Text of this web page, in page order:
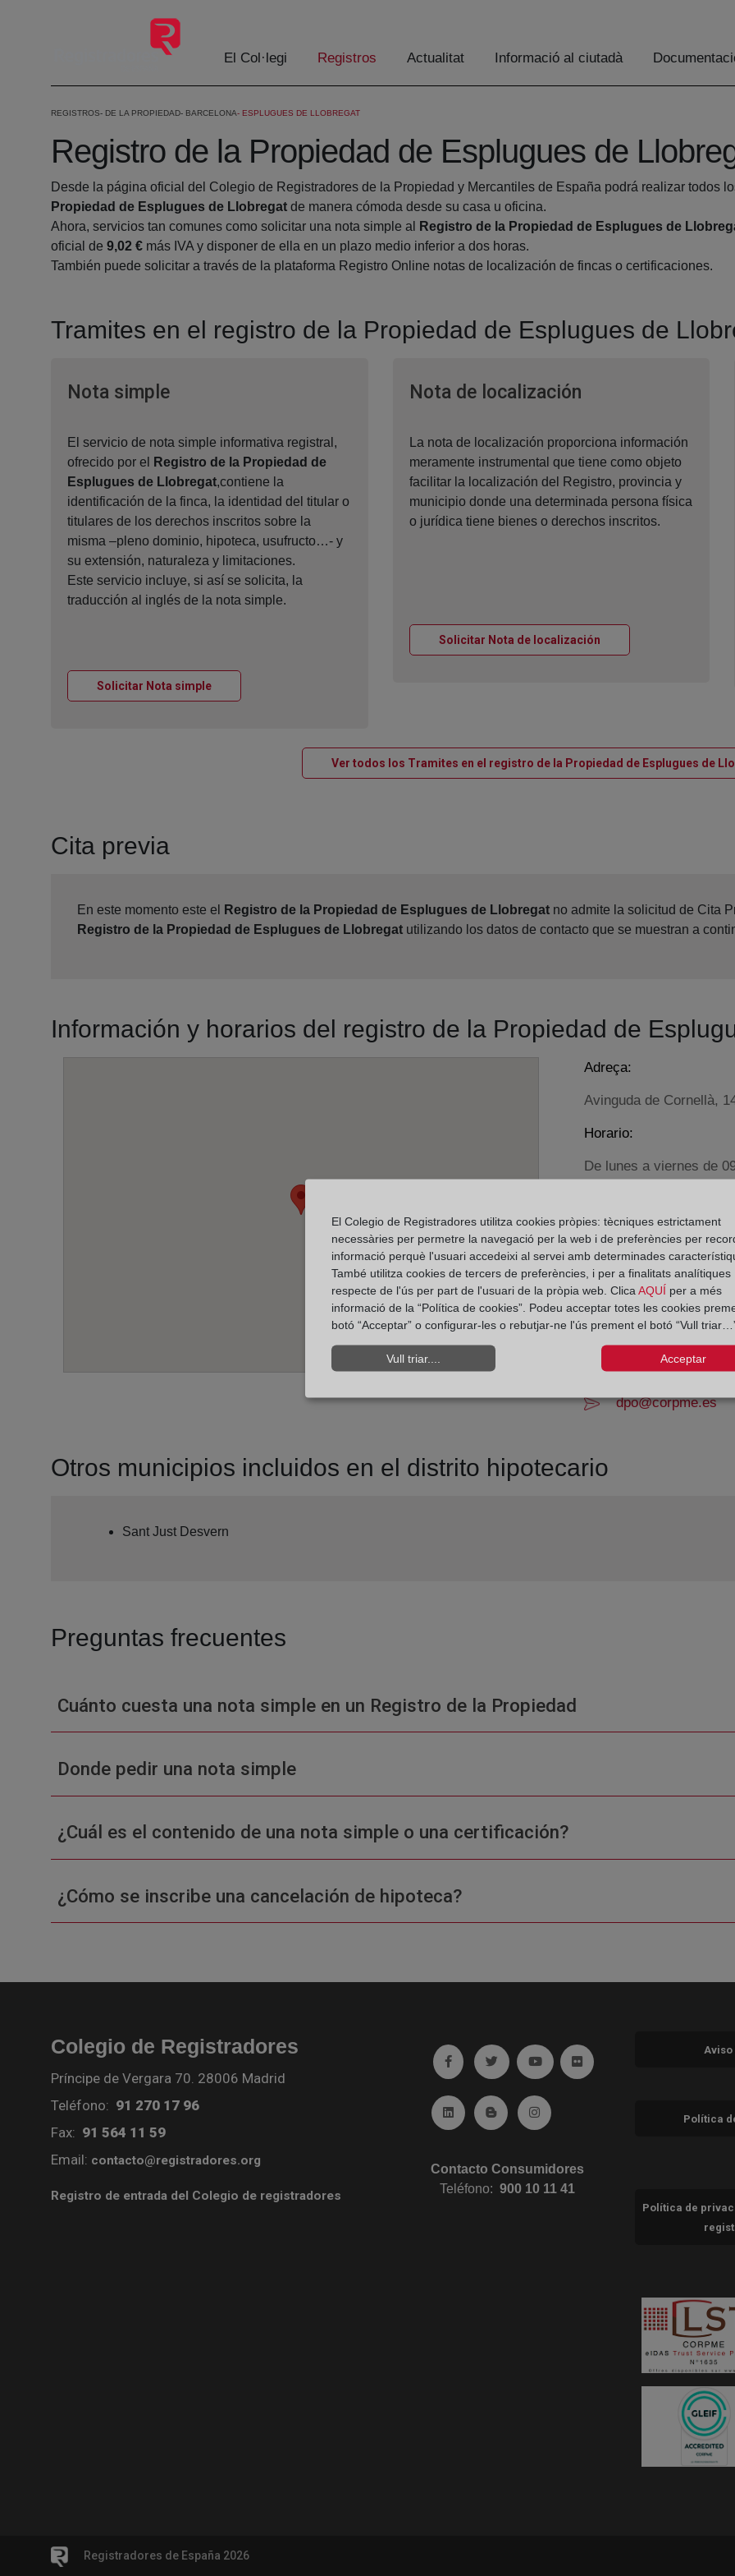
Salta al contingut principal
El Col·legi Registros Actualitat Informació al ciutadà
REGISTROS DE LA PROPIEDAD BARCELONA ESPLUGUES DE LLOBREGAT
Registro de la Propiedad de Esplugues de
Desde la página oficial del Colegio de Registradores de la Propiedad y Mercantiles de España podrá realizar todos
Propiedad de Esplugues de Llobregat de manera cómoda desde su casa u oficina.
Ahora, servicios tan comunes como solicitar una nota simple al
Registro de la Propiedad de Esplugues de
oficial de 9,02 € más IVA y disponer de ella en un plazo medio inferior a dos horas.
También puede solicitar a través de la plataforma Registro Online notas de localización de fincas o certificaciones.
Tramites en el registro de la Propiedad de Esplugues de
Nota simpleVentana nueva
El servicio de nota simple informativa registral,
ofrecido por el
Registro de la Propiedad de
Esplugues de Llobregat,contiene la
identificación de la finca, la identidad del titular o
titulares de los derechos inscritos sobre la
misma –pleno dominio, hipoteca, usufructo…- y
su extensión, naturaleza y limitaciones.
Este servicio incluye, si así se solicita, la
traducción al inglés de la nota simple.
Solicitar Nota simpleVentana nueva
Nota de localizaciónVentana nueva
La nota de localización proporciona información
meramente instrumental que tiene como objeto
facilitar la localización del Registro, provincia y
municipio donde una determinada persona física
o jurídica tiene bienes o derechos inscritos.
Solicitar Nota de localizaciónVentana nueva
Ver todos los Tramites en el registro de la Propiedad de Esplugues de
Cita previa
En este momento este el Registro de la Propiedad de Esplugues de Llobregat no admite la solicitud de Cita
Registro de la Propiedad de Esplugues de Llobregat utilizando los datos de contacto que se muestran a
Información y horarios del registro de la Propiedad de
Adreça:
Avinguda de Cornellà,
Horario:
De lunes a viernes de
Agosto: De lunes a
Los días 24 y 31 de
Datos de contacto:
(93) 372 34 00
Datos del Registrador:
M.ª José Sanz Cano
dpo@corpme.es
Otros municipios incluidos en el distrito hipotecario
Sant Just Desvern
Preguntas frecuentes
Cuánto cuesta una nota simple en un Registro de la Propiedad
Donde pedir una nota simple
¿Cuál es el contenido de una nota simple o una certificación?
¿Cómo se inscribe una cancelación de hipoteca?
Colegio de Registradores
Príncipe de Vergara 70. 28006 Madrid
Teléfono: 91 270 17 96
Fax: 91 564 11 59
Email: contacto@registradores.org
Registro de entrada del Colegio de registradores
Ir a facebook (abre en ventana nueva)
Ir a twitter (abre en ventana nueva)
Ir a YouTube (abre en ventana nueva)
Ir a Flickr (abre en ventana
Ir a Linkedin (abre en ventana nueva)
Ir al Blog (abre en ventana nueva)
Ir a Instagram (abre en ventana
Contacto Consumidores
Teléfono:900 10 11 41
Aviso
Política
Política de
Registradores de España 2026
El Colegio de Registradores utilitza cookies pròpies: tècniques estrictament
necessàries per permetre la navegació per la web i de preferències per
informació perquè l'usuari accedeixi al servei amb determinades
També utilitza cookies de tercers de preferències, i per a finalitats analítiques
respecte de l'ús per part de l'usuari de la pròpia web. Clica AQUÍ per a més
informació de la “Política de cookies”. Podeu acceptar totes les cookies
botó “Acceptar” o configurar-les o rebutjar-ne l'ús prement el botó “Vull
Vull triar.... Acceptar